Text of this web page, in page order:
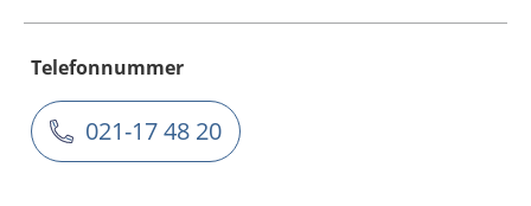
Telefonnummer
021-17 48 20